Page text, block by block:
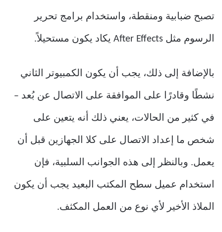
تصبح ضبابية ومنقطة، واستخدام برامج تحرير
الرسوم مثل After Effects يكاد يكون مستحيلاً.
بالإضافة إلى ذلك، يجب أن يكون الكمبيوتر الثاني
نشطًا وقادرًا على الموافقة على الاتصال عن بُعد –
في كثير من الحالات، يعني ذلك أنه يتعين على
شخص ما إعداد الاتصال على كلا الجهازين قبل أن
يعمل. وبالنظر إلى هذه الجوانب السلبية، فإن
استخدام عميل سطح المكتب البعيد يجب أن يكون
الملاذ الأخير لأي نوع من العمل المكثف.